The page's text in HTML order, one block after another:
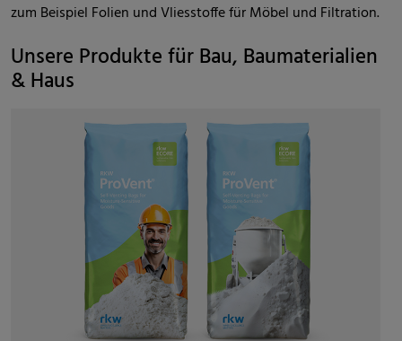
zum Beispiel Folien und Vliesstoffe für Möbel und Filtration.
Unsere Produkte für Bau, Baumaterialien
& Haus